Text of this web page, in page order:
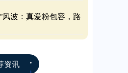
风波：真爱粉包容，路
资讯